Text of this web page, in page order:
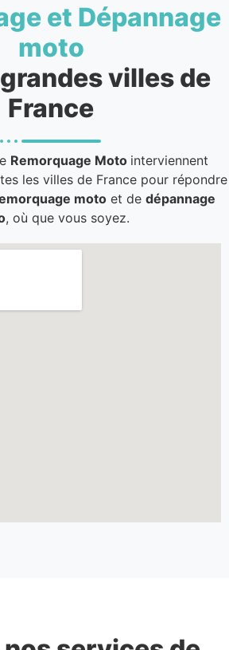
et Dépannage
moto
villes de
France
Remorquage Moto interviennent
les villes de France pour répondre
motoet de dépannage
, où que vous soyez.